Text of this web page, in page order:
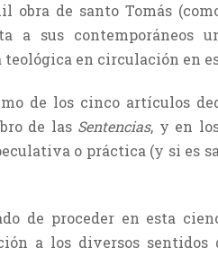
obra de santo Tomás
a sus contemporáneos
en circulación en
de los cinco artículos
de las Sentencias, y en
o práctica (y si es
de proceder en esta
a los diversos sentidos